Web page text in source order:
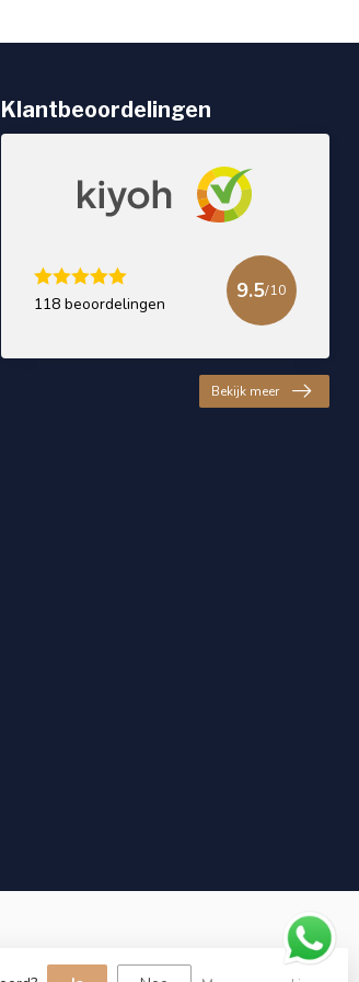
Klantbeoordelingen
118 beoordelingen
9.5/10
Bekijk meer